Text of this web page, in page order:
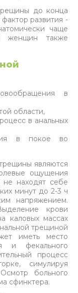
до конца
развития -
чаще
женщин также
в
области,
в анальных
в покое во
являются
ощущения
не находят себе
минут до 2-3 ч
напряжением.
крови
каловых массах
трещиной
иметь место
и фекального
процесс
симулируя
больного
сфинктера.